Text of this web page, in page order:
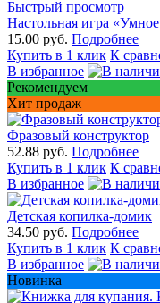
Быстрый просмотр
Настольная игра
15.00 руб. Подробнее
Купить в 1 клик К
В избранное
Рекомендуем
Хит продаж
Фразовый конструктор
52.88 руб. Подробнее
Купить в 1 клик К
В избранное
Детская копилка-домик
34.50 руб. Подробнее
Купить в 1 клик К
В избранное
Новинка